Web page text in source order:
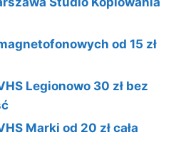
od 15 zł
Legionowo 30 zł bez
Marki od 20 zł cała